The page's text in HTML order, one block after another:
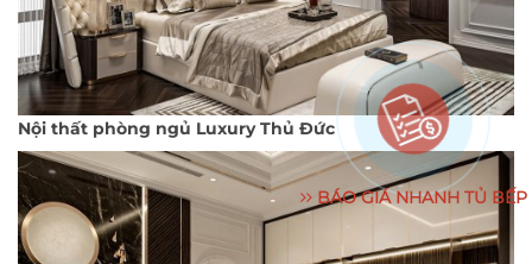
Nội thất phòng ngủ Luxury Thủ Đức
BÁO GIÁ NHANH TỦ BẾP